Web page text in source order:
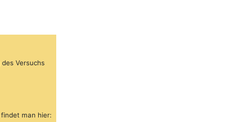
Versuchs
man hier: